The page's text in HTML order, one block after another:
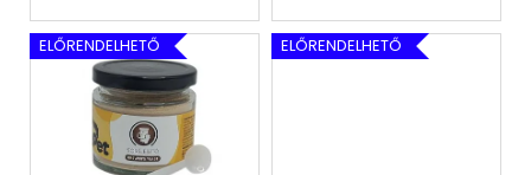
ELŐRENDELHETŐ ELŐRENDELHETŐ